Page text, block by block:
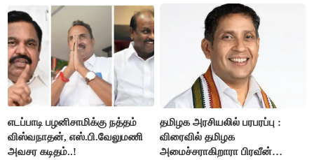
எடப்பாடி பழனிசாமிக்கு நத்தம்
விஸ்வநாதன், எஸ்.பி.வேலுமணி
அவசர கடிதம்..!
தமிழக அரசியலில் பரபரப்பு :
விரைவில் தமிழக
அமைச்சராகிறாரா பிரவீன்